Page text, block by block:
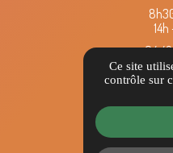
04
Ce site
contrôle sur